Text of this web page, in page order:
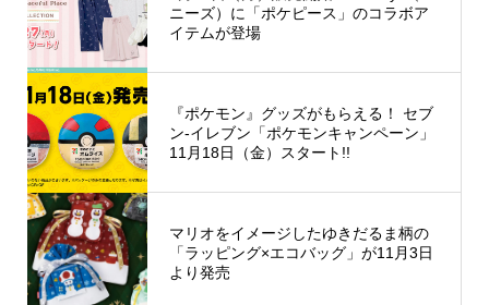
ニーズ）に「ポケピース」のコラボア
イテムが登場
『ポケモン』グッズがもらえる！ セブ
ン‐イレブン「ポケモンキャンペーン」
11月18日（金）スタート!!
マリオをイメージしたゆきだるま柄の
「ラッピング×エコバッグ」が11月3日
より発売